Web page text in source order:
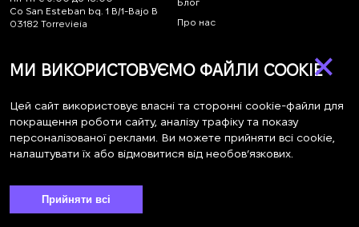
Co San Esteban bq. 1 B/1-Bajo B
03182 Torrevieja
life.estate
Про нас
Контакти
Підпишіться на наші новини. Щотижнева розсилка
×
МИ ВИКОРИСТОВУЄМО ФАЙЛИ COOKIE
Цей сайт використовує власні та сторонні cookie-файли для
покращення роботи сайту, аналізу трафіку та показу
персоналізованої реклами. Ви можете прийняти всі cookie,
налаштувати їх або відмовитися від необов’язкових.
Прийняти всі